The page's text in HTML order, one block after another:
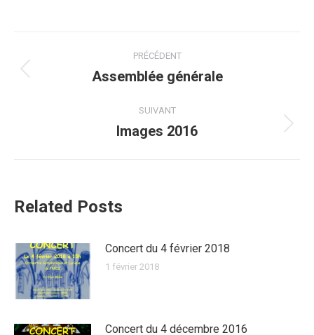
article
PRÉCÉDENT
Article
:
Assemblée générale
SUIVANT
Article
Images 2016
Related Posts
Concert du 4 février 2018
1 février 2018
Concert du 4 décembre 2016